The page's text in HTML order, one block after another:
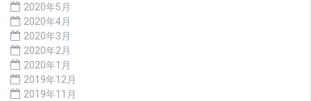
2020年5月
2020年4月
2020年3月
2020年2月
2020年1月
2019年12月
2019年11月